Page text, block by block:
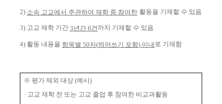
2) 소속 고교에서 주관하여 재학 중 참여한 활동을 기재할 수 있음
3) 고교 재학 기간 3년간 6건 까지 기재할 수 있음
4) 활동 내용을 항목별 50자(띄어쓰기 포함) 이내 로 기재함
※ 평가 제외 대상 (예시)
· 고교 재학 전 또는 고교 졸업 후 참여한 비교과활동